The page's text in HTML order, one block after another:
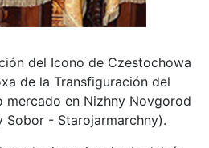
del Icono de Czestochowa
de la Transfiguración del
mercado en Nizhny Novgorod
Sobor - Starojarmarchny).